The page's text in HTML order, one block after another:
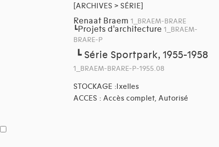
[ARCHIVES > SÉRIE]
Renaat Braem 1_BRAEM-BRARE
┗Projets d'architecture 1_BRAEM-
BRARE-P
┗ Série Sportpark, 1955-1958
1_BRAEM-BRARE-P-1955.08
STOCKAGE :Ixelles
ACCES : Accès complet, Autorisé